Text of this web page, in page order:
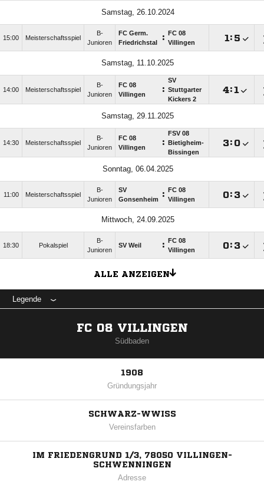
Samstag, 26.10.2024
15:00 Meisterschaftsspiel
B-
Junioren
FC Germ.
Friedrichstal
:
FC 08
Villingen
: 
Samstag, 11.10.2025
14:00 Meisterschaftsspiel
B-
Junioren
FC 08
Villingen
:
SV
Stuttgarter
Kickers 2
:
Samstag, 29.11.2025
14:30 Meisterschaftsspiel
B-
Junioren
FC 08
Villingen
:
FSV 08
Bietigheim-
Bissingen
: 
Sonntag, 06.04.2025
11:00 Meisterschaftsspiel
B-
Junioren
SV
Gonsenheim
:
FC 08
Villingen
: 
Mittwoch, 24.09.2025
18:30 Pokalspiel
B-
Junioren
SV Weil :
FC 08
Villingen
: 
ALLE ANZEIGEN
Legende
FC 08 VILLINGEN
Südbaden
1908
Gründungsjahr
SCHWARZ-WWISS
Vereinsfarben
IM FRIEDENGRUND 1/3, 78050 VILLINGEN-
SCHWENNINGEN
Adresse